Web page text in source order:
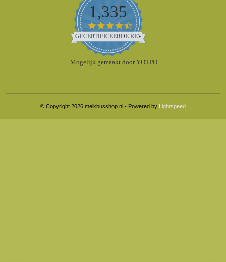
1,335
4.5
star
rating
GECERTIFICEERDE REVIEWS
Mogelijk gemaakt door YOTPO
© Copyright 2026 melkbusshop.nl - Powered by Lightspeed